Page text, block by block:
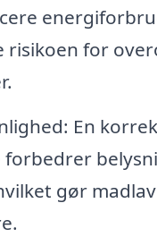
risikoen for
En
gør